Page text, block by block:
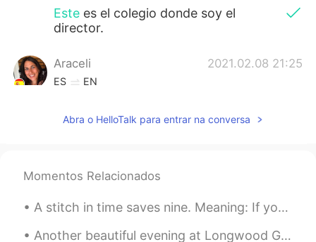
Este es el colegio donde soy el
director.
Araceli 2021.02.08 21:25
ES EN
ver nieve, lo vemos muy bonito. ⛄
2021.02.08 21:13
ES IT
Abra o HelloTalk para entrar na conversa
Momentos Relacionados
A stitch in time saves nine. Meaning: If your shirt begins to tear and you sew it right away the...
Another beautiful evening at Longwood Gardens in Kennett Square, Pennsylvania, USA. The meadow mu...